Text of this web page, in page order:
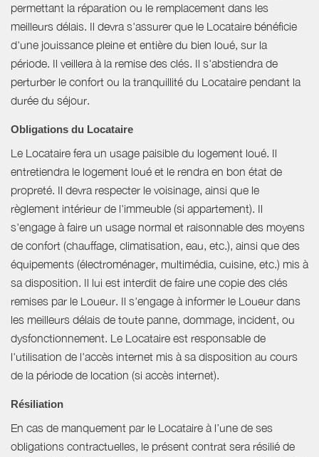
permettant la réparation ou le remplacement dans les
meilleurs délais. Il devra s'assurer que le Locataire bénéficie
d'une jouissance pleine et entière du bien loué, sur la
période. Il veillera à la remise des clés. Il s'abstiendra de
perturber le confort ou la tranquillité du Locataire pendant la
durée du séjour.
Obligations du Locataire
Le Locataire fera un usage paisible du logement loué. Il
entretiendra le logement loué et le rendra en bon état de
propreté. Il devra respecter le voisinage, ainsi que le
règlement intérieur de l'immeuble (si appartement). Il
s'engage à faire un usage normal et raisonnable des moyens
de confort (chauffage, climatisation, eau, etc.), ainsi que des
équipements (électroménager, multimédia, cuisine, etc.) mis à
sa disposition. Il lui est interdit de faire une copie des clés
remises par le Loueur. Il s'engage à informer le Loueur dans
les meilleurs délais de toute panne, dommage, incident, ou
dysfonctionnement. Le Locataire est responsable de
l'utilisation de l'accès internet mis à sa disposition au cours
de la période de location (si accès internet).
Résiliation
En cas de manquement par le Locataire à l’une de ses
obligations contractuelles, le présent contrat sera résilié de